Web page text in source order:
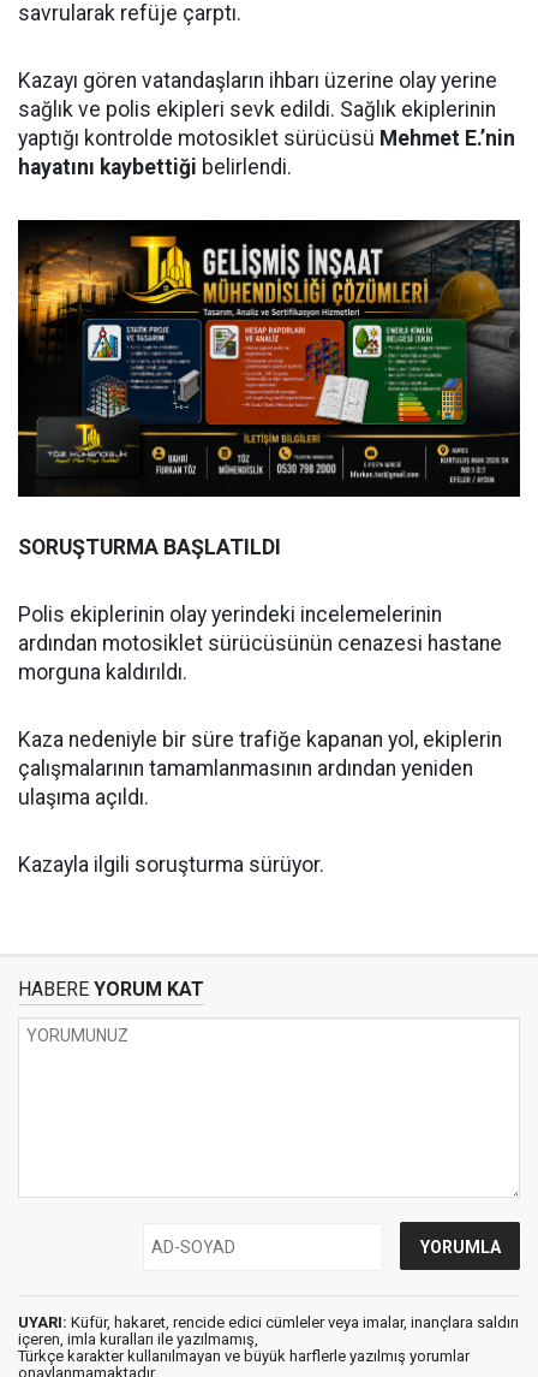
savrularak refüje çarptı.
Kazayı gören vatandaşların ihbarı üzerine olay yerine
sağlık ve polis ekipleri sevk edildi. Sağlık ekiplerinin
yaptığı kontrolde motosiklet sürücüsü Mehmet E.’nin
hayatını kaybettiği belirlendi.
SORUŞTURMA BAŞLATILDI
Polis ekiplerinin olay yerindeki incelemelerinin
ardından motosiklet sürücüsünün cenazesi hastane
morguna kaldırıldı.
Kaza nedeniyle bir süre trafiğe kapanan yol, ekiplerin
çalışmalarının tamamlanmasının ardından yeniden
ulaşıma açıldı.
Kazayla ilgili soruşturma sürüyor.
HABERE YORUM KAT
UYARI: Küfür, hakaret, rencide edici cümleler veya imalar, inançlara saldırı
içeren, imla kuralları ile yazılmamış,
Türkçe karakter kullanılmayan ve büyük harflerle yazılmış yorumlar
onaylanmamaktadır.